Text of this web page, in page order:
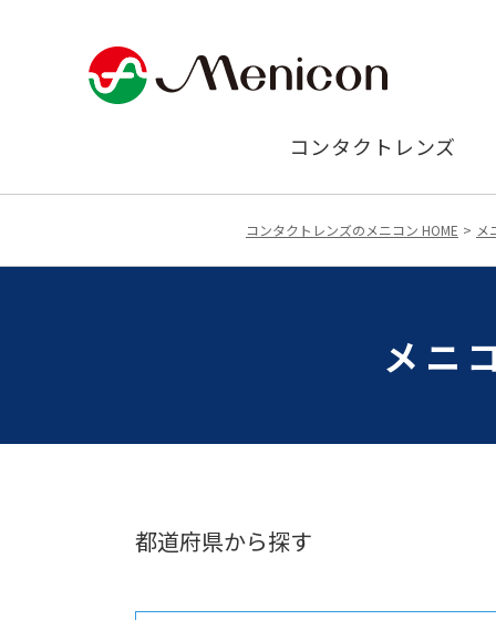
コンタクトレンズ
コンタクトレンズのメニコン HOME メ
メニ
都道府県から探す